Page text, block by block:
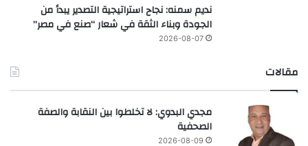
نديم سمنه: نجاح استراتيجية التصدير يبدأ من
الجودة وبناء الثقة في شعار “صنع في مصر”
2026-08-07
مقالات
مجدي البدوي: لا تخلطوا بين النقابة والصفة
الصحفية
2026-08-09